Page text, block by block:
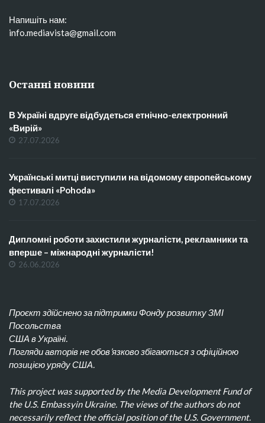
Напишіть нам:
info.mediavista@gmail.com
Останні новини
В Україні вдруге відбудеться етнічно-електронний
«Вирій»
27.07.2026
Українські митці виступили на відомому європейському
фестивалі «Pohoda»
17.07.2026
Дипломні роботи захистили журналісти, рекламники та
вперше – міжнародні журналісти!
26.06.2026
Проєкт здійснено за підтримки Фонду розвитку ЗМІ
Посольства
США в Україні.
Погляди авторів не обов’язково збігаються з офіційною
позицією уряду США.
This project was supported by the Media Development Fund of
the U.S. Embassyin Ukraine. The views of the authors do not
necessarily reflect the official position of the U.S. Government.